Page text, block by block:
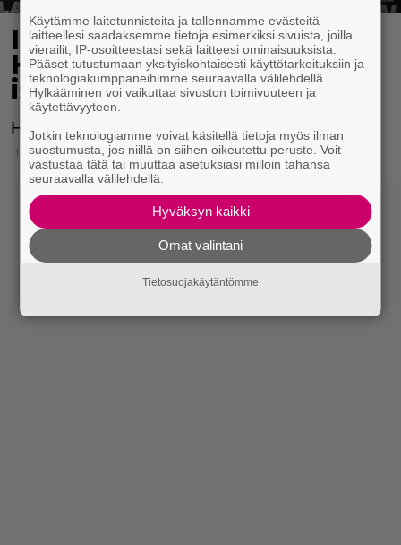
IL: Onnea Häärijä! –
Häärää nykyään myös
isänä
Häärijästä tuli isä.
17.4.2026 20:44
Käytämme laitetunnisteita ja tallennamme evästeitä
laitteellesi saadaksemme tietoja esimerkiksi sivuista, joilla
vierailit, IP-osoitteestasi sekä laitteesi ominaisuuksista.
Pääset tutustumaan yksityiskohtaisesti käyttötarkoituksiin ja
teknologiakumppaneihimme seuraavalla välilehdellä.
Hylkääminen voi vaikuttaa sivuston toimivuuteen ja
käytettävyyteen.
Jotkin teknologiamme voivat käsitellä tietoja myös ilman
suostumusta, jos niillä on siihen oikeutettu peruste. Voit
vastustaa tätä tai muuttaa asetuksiasi milloin tahansa
seuraavalla välilehdellä.
Hyväksyn kaikki
Omat valintani
Tietosuojakäytäntömme